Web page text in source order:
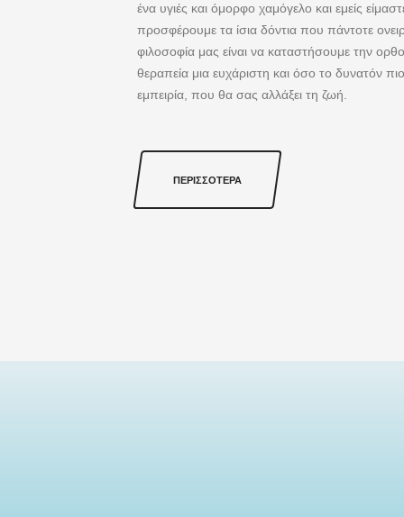
ένα υγιές και όμορφο χαμόγελο και εμείς
προσφέρουμε τα ίσια δόντια που πάντοτε
φιλοσοφία μας είναι να καταστήσουμε την
θεραπεία μια ευχάριστη και όσο το δυνατόν
εμπειρία, που θα σας αλλάξει τη ζωή.
ΠΕΡΙΣΣΌΤΕΡΑ